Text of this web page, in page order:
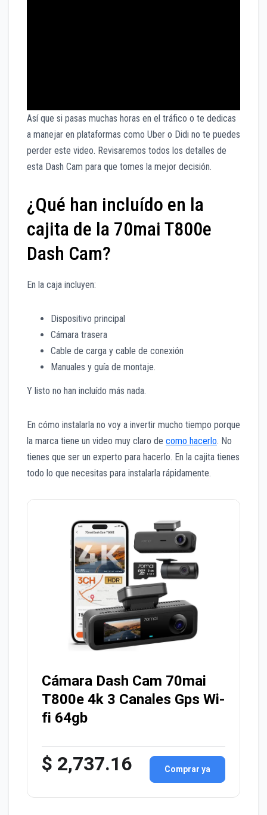
Así que si pasas muchas horas en el tráfico o te dedicas
a manejar en plataformas como Uber o Didi no te puedes
perder este video. Revisaremos todos los detalles de
esta Dash Cam para que tomes la mejor decisión.
¿Qué han incluído en la
cajita de la 70mai T800e
Dash Cam?
En la caja incluyen:
Dispositivo principal
Cámara trasera
Cable de carga y cable de conexión
Manuales y guía de montaje.
Y listo no han incluído más nada.
En cómo instalarla no voy a invertir mucho tiempo porque
la marca tiene un video muy claro de como hacerlo. No
tienes que ser un experto para hacerlo. En la cajita tienes
todo lo que necesitas para instalarla rápidamente.
Cámara Dash Cam 70mai
T800e 4k 3 Canales Gps Wi-
fi 64gb
$ 2,737.16 Comprar ya